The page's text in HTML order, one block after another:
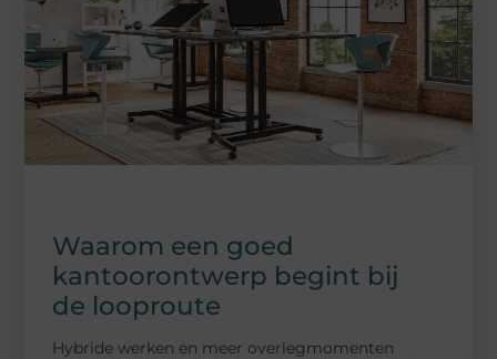
Waarom een goed
kantoorontwerp begint bij
de looproute
Hybride werken en meer overlegmomenten